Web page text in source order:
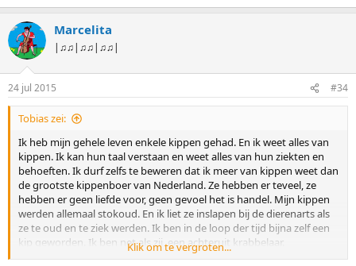
Marcelita
|♫♫|♫♫|♫♫|
24 jul 2015 #34
Tobias zei:
Ik heb mijn gehele leven enkele kippen gehad. En ik weet alles van
kippen. Ik kan hun taal verstaan en weet alles van hun ziekten en
behoeften. Ik durf zelfs te beweren dat ik meer van kippen weet dan
de grootste kippenboer van Nederland. Ze hebben er teveel, ze
hebben er geen liefde voor, geen gevoel het is handel. Mijn kippen
werden allemaal stokoud. En ik liet ze inslapen bij de dierenarts als
ze te oud en te ziek werden. Ik ben in de loop der tijd bijna zelf een
kip geworden. Ik ben net als zij, een achteruit krabbelaar.
Klik om te vergroten...